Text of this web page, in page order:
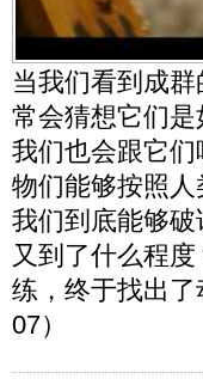
当我们看到成
常会猜想它们
我们也会跟它
物们能够按照
我们到底能够
又到了什么程
练，终于找出
07）